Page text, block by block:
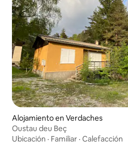
Alojamiento en Verdaches
Oustau deu Beç
Ubicación · Familiar · Calefacción